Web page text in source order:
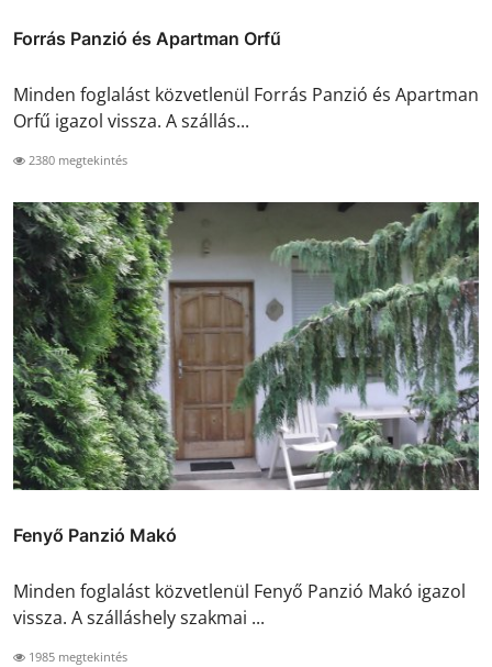
Forrás Panzió és Apartman Orfű
Minden foglalást közvetlenül Forrás Panzió és Apartman
Orfű igazol vissza. A szállás...
2380 megtekintés
Fenyő Panzió Makó
Minden foglalást közvetlenül Fenyő Panzió Makó igazol
vissza. A szálláshely szakmai ...
1985 megtekintés